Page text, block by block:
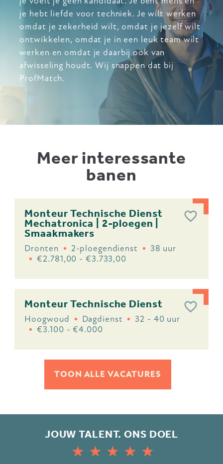
je hebt liefde voor techniek. Je wilt werken
omdat je zekerheid wilt, omdat je jezelf wilt
ontwikkelen, omdat je in een leuk team wilt
werken en omdat je daarbij ook van
afwisseling houdt. Wij snappen dat bij
ProfMatch.
Meer interessante
banen
Monteur Technische Dienst
Mechatronica | 2-ploegen |
Smaakmakers
Dronten 2-ploegendienst
38 uur
€2.781,00 - €3.733,00
Monteur Technische Dienst
Hoogwoud Dagdienst
32 - 40 uur
€3.100 - €4.000
TOON ALLE VACATURES
JOUW TALENT. ONS DOEL